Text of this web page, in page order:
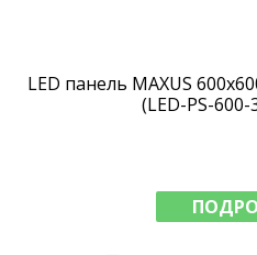
LED панель MAXUS
(LED-PS-